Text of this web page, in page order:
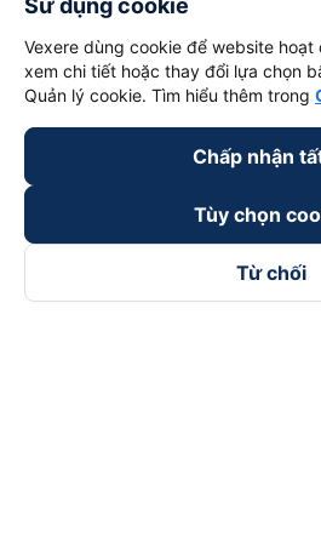
Sử dụng cookie
Vexere dùng cookie để website
xem chi tiết hoặc thay đổi lựa chọn
Quản lý cookie. Tìm hiểu thêm trong
Chấp nhận
Tùy chọn
Từ chối